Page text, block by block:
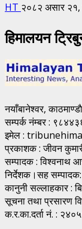
HT २०८२ असार २१,
हिमालयन
नयाँबानेश्वर,
सम्पर्क नंम्बर :
इमेल :
प्रकाशक : जीवन
सम्पादक : विश्वनाथ
निर्देशक।सह
कानुनी सल्लाहकार :
सूचना तथा प्रसारण
क.र.का.दर्ता नं. :